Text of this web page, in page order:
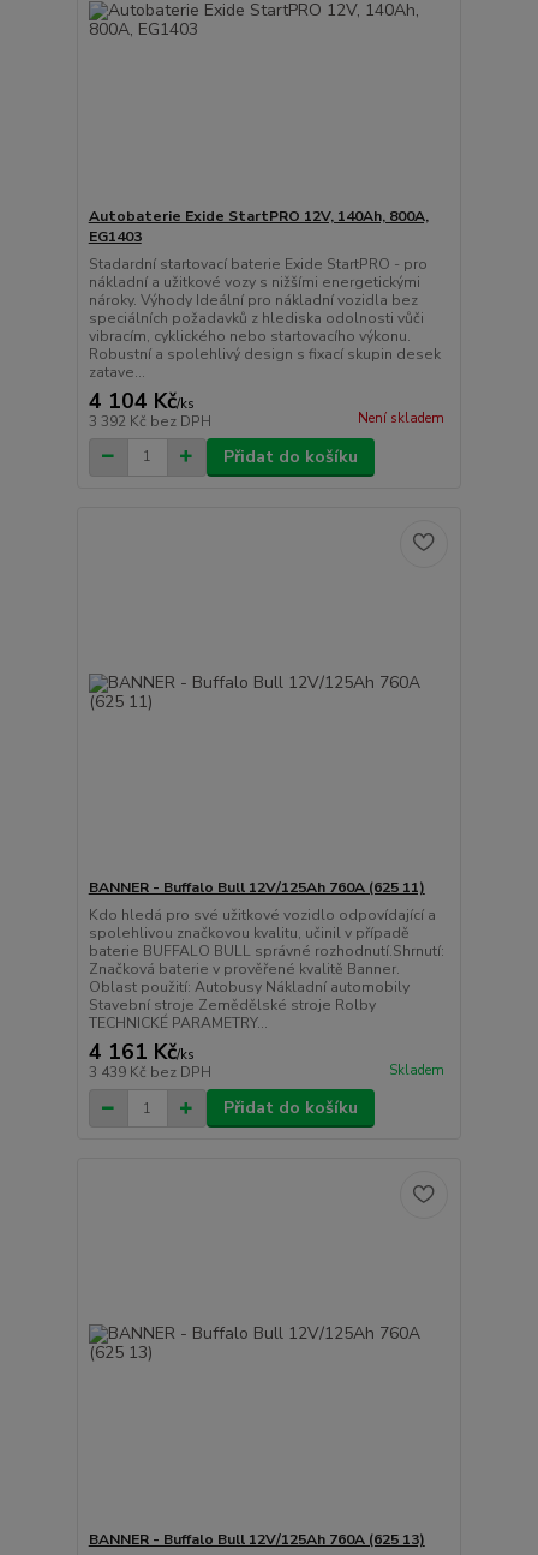
Autobaterie Exide StartPRO 12V, 140Ah, 800A,
EG1403
Stadardní startovací baterie Exide StartPRO - pro
nákladní a užitkové vozy s nižšími energetickými
nároky. Výhody Ideální pro nákladní vozidla bez
speciálních požadavků z hlediska odolnosti vůči
vibracím, cyklického nebo startovacího výkonu.
Robustní a spolehlivý design s fixací skupin desek
zatave...
4 104 Kč/ks
3 392 Kč bez DPH Není skladem
Přidat do košíku
BANNER - Buffalo Bull 12V/125Ah 760A (625 11)
Kdo hledá pro své užitkové vozidlo odpovídající a
spolehlivou značkovou kvalitu, učinil v případě
baterie BUFFALO BULL správné rozhodnutí.Shrnutí:
Značková baterie v prověřené kvalitě Banner.
Oblast použití: Autobusy Nákladní automobily
Stavební stroje Zemědělské stroje Rolby
TECHNICKÉ PARAMETRY...
4 161 Kč/ks
3 439 Kč bez DPH Skladem
Přidat do košíku
BANNER - Buffalo Bull 12V/125Ah 760A (625 13)